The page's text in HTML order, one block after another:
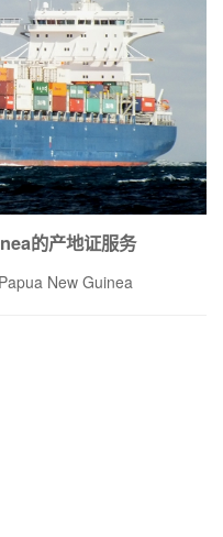
的产地证服务
New Guinea